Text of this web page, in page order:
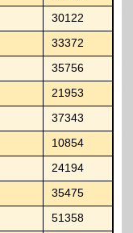
30122
33372
35756
21953
37343
10854
24194
35475
51358